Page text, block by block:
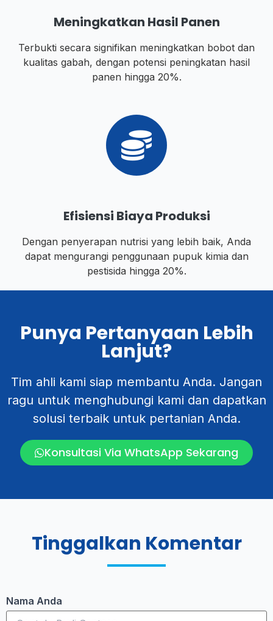
Meningkatkan Hasil Panen
Terbukti secara signifikan meningkatkan bobot dan
kualitas gabah, dengan potensi peningkatan hasil
panen hingga 20%.
Efisiensi Biaya Produksi
Dengan penyerapan nutrisi yang lebih baik, Anda
dapat mengurangi penggunaan pupuk kimia dan
pestisida hingga 20%.
Punya Pertanyaan Lebih
Lanjut?
Tim ahli kami siap membantu Anda. Jangan
ragu untuk menghubungi kami dan dapatkan
solusi terbaik untuk pertanian Anda.
Konsultasi Via WhatsApp Sekarang
Tinggalkan Komentar
Nama Anda